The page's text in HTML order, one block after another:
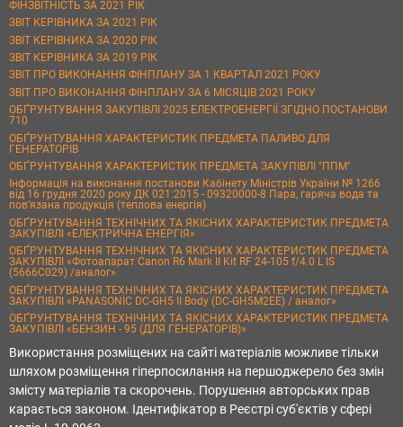
ФІНЗВІТНІСТЬ ЗА 2021 РІК
ЗВІТ КЕРІВНИКА ЗА 2021 РІК
ЗВІТ КЕРІВНИКА ЗА 2020 РІК
ЗВІТ КЕРІВНИКА ЗА 2019 РІК
ЗВІТ ПРО ВИКОНАННЯ ФІНПЛАНУ ЗА 1 КВАРТАЛ 2021 РОКУ
ЗВІТ ПРО ВИКОНАННЯ ФІНПЛАНУ ЗА 6 МІСЯЦІВ 2021 РОКУ
ОБҐРУНТУВАННЯ ЗАКУПІВЛІ 2025 ЕЛЕКТРОЕНЕРГІЇ ЗГІДНО ПОСТАНОВИ
710
ОБҐРУНТУВАННЯ ХАРАКТЕРИСТИК ПРЕДМЕТА ПАЛИВО ДЛЯ
ГЕНЕРАТОРІВ
ОБҐРУНТУВАННЯ ХАРАКТЕРИСТИК ПРЕДМЕТА ЗАКУПІВЛІ "ППМ"
Інформація на виконання постанови Кабінету Міністрів України № 1266
від 16 грудня 2020 року ДК 021:2015 - 09320000-8 Пара, гаряча вода та
пов’язана продукція (теплова енергія)
ОБҐРУНТУВАННЯ ТЕХНІЧНИХ ТА ЯКІСНИХ ХАРАКТЕРИСТИК ПРЕДМЕТА
ЗАКУПІВЛІ «ЕЛЕКТРИЧНА ЕНЕРГІЯ»
ОБҐРУНТУВАННЯ ТЕХНІЧНИХ ТА ЯКІСНИХ ХАРАКТЕРИСТИК ПРЕДМЕТА
ЗАКУПІВЛІ «Фотоапарат Canon R6 Mark II Kit RF 24-105 f/4.0 L IS
(5666C029) /аналог»
ОБҐРУНТУВАННЯ ТЕХНІЧНИХ ТА ЯКІСНИХ ХАРАКТЕРИСТИК ПРЕДМЕТА
ЗАКУПІВЛІ «PANASONIC DC-GH5 II Body (DC-GH5M2EE) / аналог»
ОБҐРУНТУВАННЯ ТЕХНІЧНИХ ТА ЯКІСНИХ ХАРАКТЕРИСТИК ПРЕДМЕТА
ЗАКУПІВЛІ «БЕНЗИН - 95 (ДЛЯ ГЕНЕРАТОРІВ)»
Використання розміщених на сайті матеріалів можливе тільки
шляхом розміщення гіперпосилання на першоджерело без змін
змісту матеріалів та скорочень. Порушення авторських прав
карається законом. Ідентифікатор в Реєстрі суб'єктів у сфері